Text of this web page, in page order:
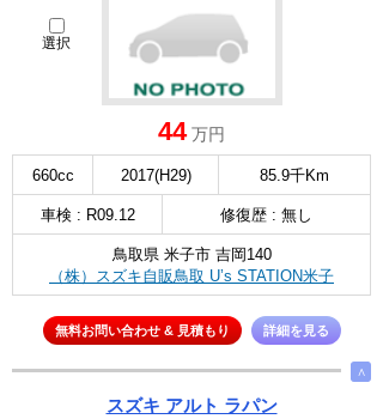
選択
44万円
660cc 2017(H29) 85.9千Km
車検 : R09.12 修復歴 : 無し
鳥取県 米子市 吉岡140
（株）スズキ自販鳥取 U’s STATION米子
無料お問い合わせ & 見積もり 詳細を見る
∧
スズキ アルト ラパン